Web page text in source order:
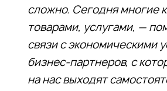
сложно. Сегодня многие
товарами, услугами, —
связи с экономическими
бизнес-партнеров, с
на нас выходят